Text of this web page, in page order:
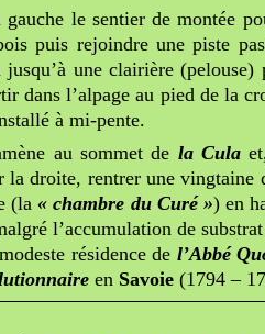
gauche le sentier de montée
puis rejoindre une piste
une clairière
dans l’alpage au pied de la
à mi-pente.
au sommet de la Cula
la droite, rentrer une vingtaine
(la« chambre du Curé ») en
l’accumulation de
résidence de l’Abbé
en Savoie(1794 –